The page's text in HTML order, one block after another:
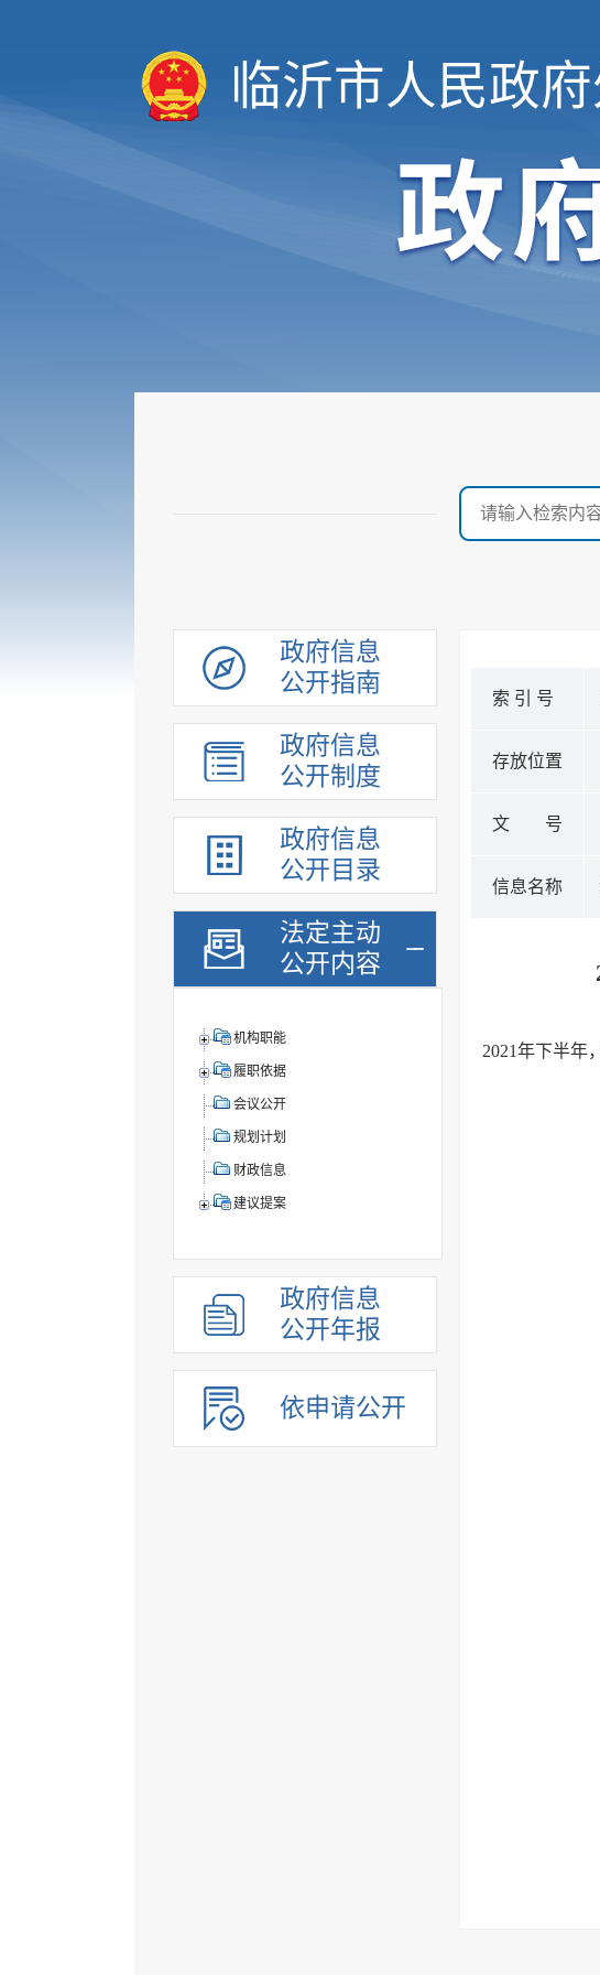
临沂市人民政
政府信息
公开指南
政府信息
公开制度
政府信息
公开目录
法定主动
公开内容
机构职能
履职依据
会议公开
规划计划
财政信息
建议提案
政府信息
公开年报
依申请公开
索 引 号
存放位置
文 号
信息名称
2021年下半年